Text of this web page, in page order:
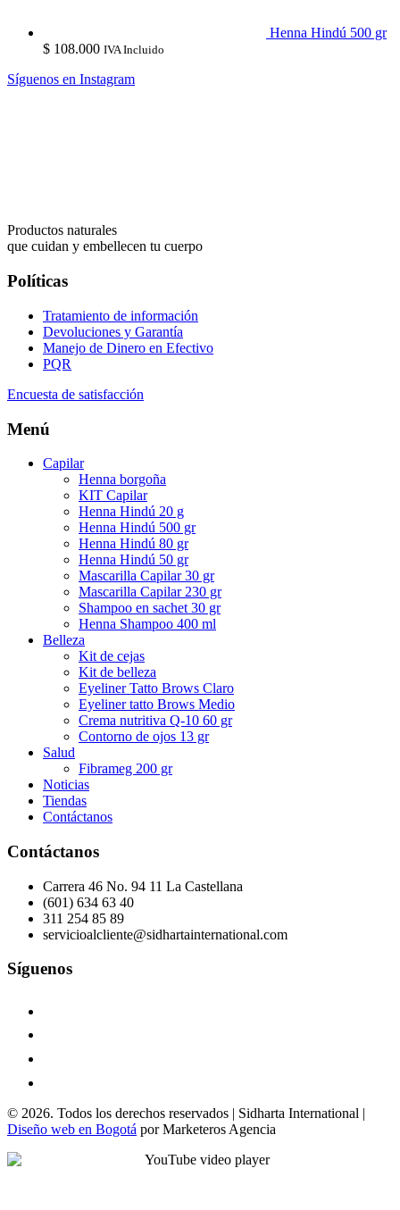
Henna Hindú 500 gr
$ 108.000 IVA Incluido
Síguenos en Instagram
Productos naturales
que cuidan y embellecen tu cuerpo
Políticas
Tratamiento de información
Devoluciones y Garantía
Manejo de Dinero en Efectivo
PQR
Encuesta de satisfacción
Menú
Capilar
Henna borgoña
KIT Capilar
Henna Hindú 20 g
Henna Hindú 500 gr
Henna Hindú 80 gr
Henna Hindú 50 gr
Mascarilla Capilar 30 gr
Mascarilla Capilar 230 gr
Shampoo en sachet 30 gr
Henna Shampoo 400 ml
Belleza
Kit de cejas
Kit de belleza
Eyeliner Tatto Brows Claro
Eyeliner tatto Brows Medio
Crema nutritiva Q-10 60 gr
Contorno de ojos 13 gr
Salud
Fibrameg 200 gr
Noticias
Tiendas
Contáctanos
Contáctanos
Carrera 46 No. 94 11 La Castellana
(601) 634 63 40
311 254 85 89
servicioalcliente@sidhartainternational.com
Síguenos
© 2026. Todos los derechos reservados | Sidharta International |
Diseño web en Bogotá por Marketeros Agencia